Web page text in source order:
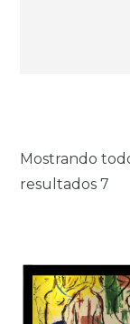
Mostrando
resultados 7